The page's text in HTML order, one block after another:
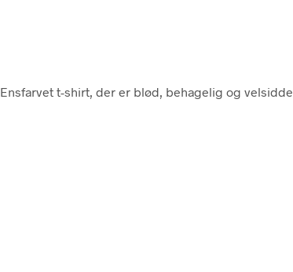
. Ensfarvet t-shirt, der er blød, behagelig og